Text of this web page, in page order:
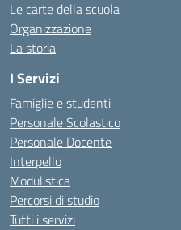
Le carte della scuola
Organizzazione
La storia
I Servizi
Famiglie e studenti
Personale Scolastico
Personale Docente
Interpello
Modulistica
Percorsi di studio
Tutti i servizi